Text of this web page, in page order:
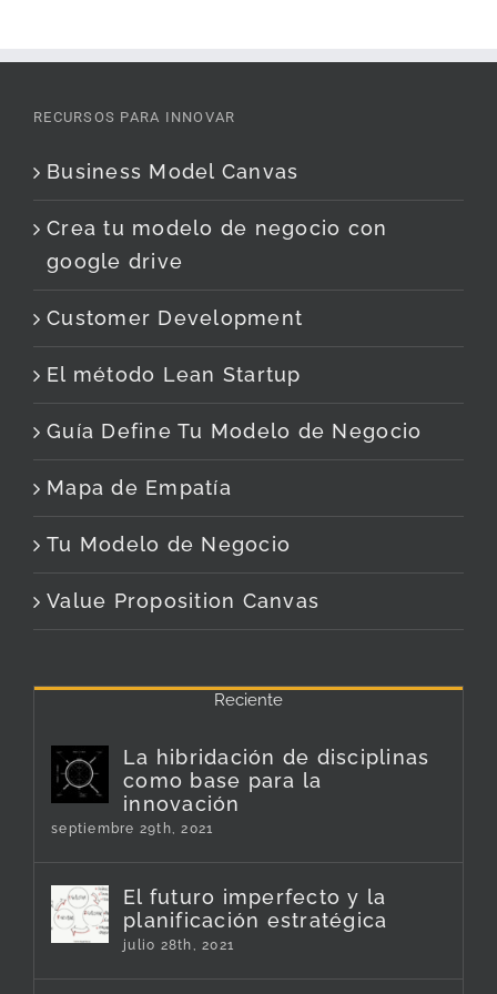
RECURSOS PARA INNOVAR
Business Model Canvas
Crea tu modelo de negocio con
google drive
Customer Development
El método Lean Startup
Guía Define Tu Modelo de Negocio
Mapa de Empatía
Tu Modelo de Negocio
Value Proposition Canvas
Reciente
La hibridación de disciplinas
como base para la
innovación
septiembre 29th, 2021
El futuro imperfecto y la
planificación estratégica
julio 28th, 2021